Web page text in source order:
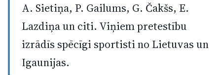
A. Sietiņa, P. Gailums, G. Čakšs, E.
Lazdiņa un citi. Viņiem pretestību
izrādīs spēcīgi sportisti no Lietuvas un
Igaunijas.